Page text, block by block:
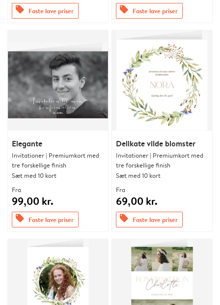
offers Faste lave priser offers Faste lave priser
Elegante
Invitationer | Premiumkort med
tre forskellige finish
Sæt med 10 kort
Fra
99,00 kr.
offers Faste lave priser
Delikate vilde blomster
Invitationer | Premiumkort med
tre forskellige finish
Sæt med 10 kort
Fra
69,00 kr.
offers Faste lave priser